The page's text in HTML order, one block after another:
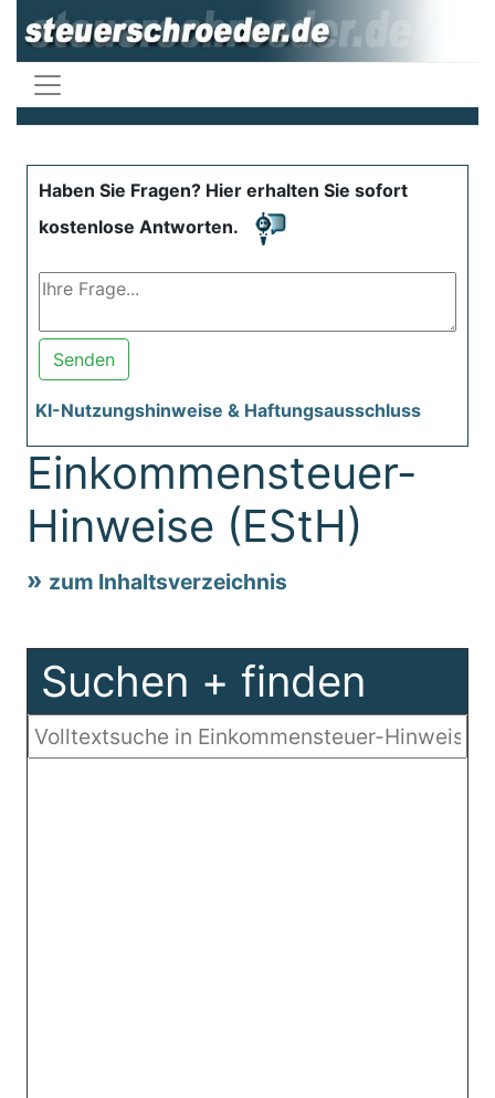
Haben Sie Fragen? Hier erhalten Sie sofort
kostenlose Antworten.
Senden
KI-Nutzungshinweise & Haftungsausschluss
Einkommensteuer-
Hinweise (EStH)
zum Inhaltsverzeichnis
Suchen + finden